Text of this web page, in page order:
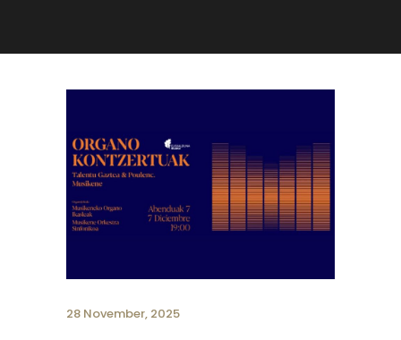
28 November, 2025